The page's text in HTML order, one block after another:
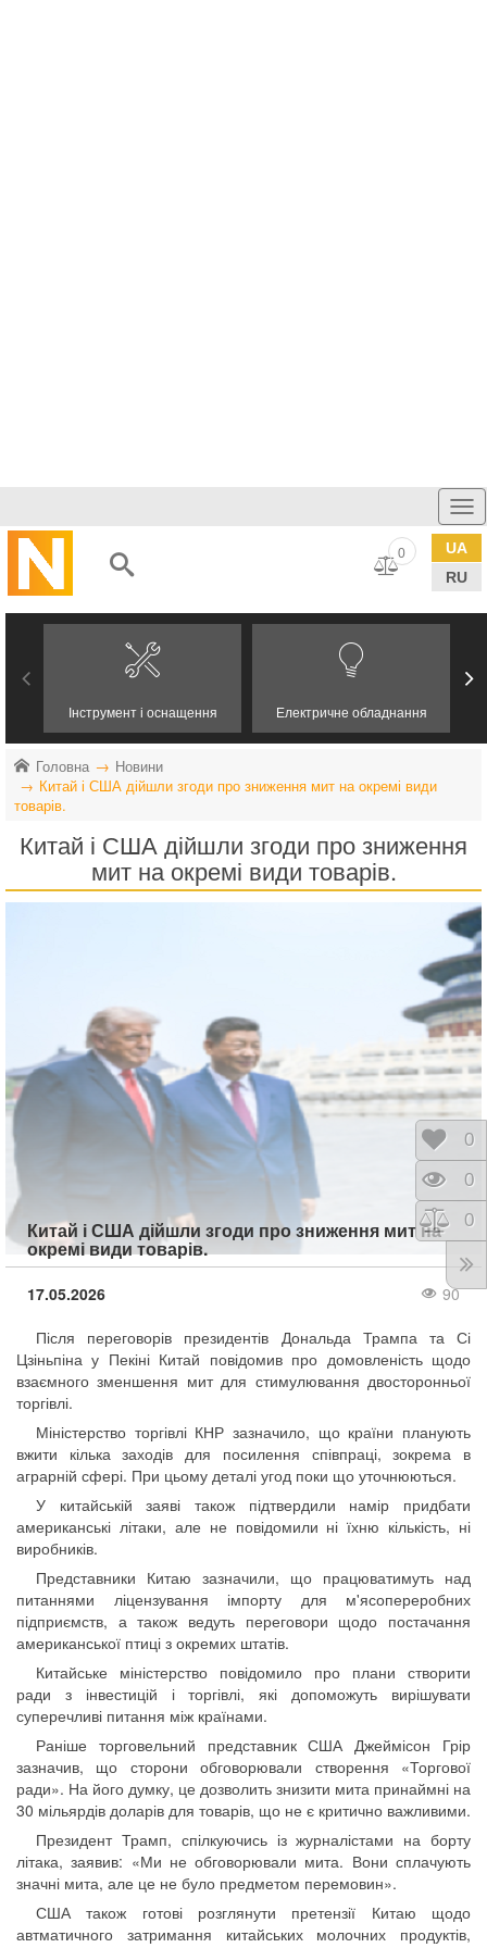
UA
RU
0
Інструмент і оснащення Електричне обладнання
Головна
Новини
Китай і США дійшли згоди про зниження мит на окремі види
товарів.
Китай і США дійшли згоди про зниження
мит на окремі види товарів.
Китай і США дійшли згоди про зниження мит на
окремі види товарів.
17.05.2026
90
Після переговорів президентів Дональда Трампа та Сі
Цзіньпіна у Пекіні Китай повідомив про домовленість щодо
взаємного зменшення мит для стимулювання двосторонньої
торгівлі.
Міністерство торгівлі КНР зазначило, що країни планують
вжити кілька заходів для посилення співпраці, зокрема в
аграрній сфері. При цьому деталі угод поки що уточнюються.
У китайській заяві також підтвердили намір придбати
американські літаки, але не повідомили ні їхню кількість, ні
виробників.
Представники Китаю зазначили, що працюватимуть над
питаннями ліцензування імпорту для м'ясопереробних
підприємств, а також ведуть переговори щодо постачання
американської птиці з окремих штатів.
Китайське міністерство повідомило про плани створити
ради з інвестицій і торгівлі, які допоможуть вирішувати
суперечливі питання між країнами.
Раніше торговельний представник США Джеймісон Грір
зазначив, що сторони обговорювали створення «Торгової
ради». На його думку, це дозволить знизити мита принаймні на
30 мільярдів доларів для товарів, що не є критично важливими.
Президент Трамп, спілкуючись із журналістами на борту
літака, заявив: «Ми не обговорювали мита. Вони сплачують
значні мита, але це не було предметом перемовин».
США також готові розглянути претензії Китаю щодо
автматичного затримання китайських молочних продуктів,
0
0
0